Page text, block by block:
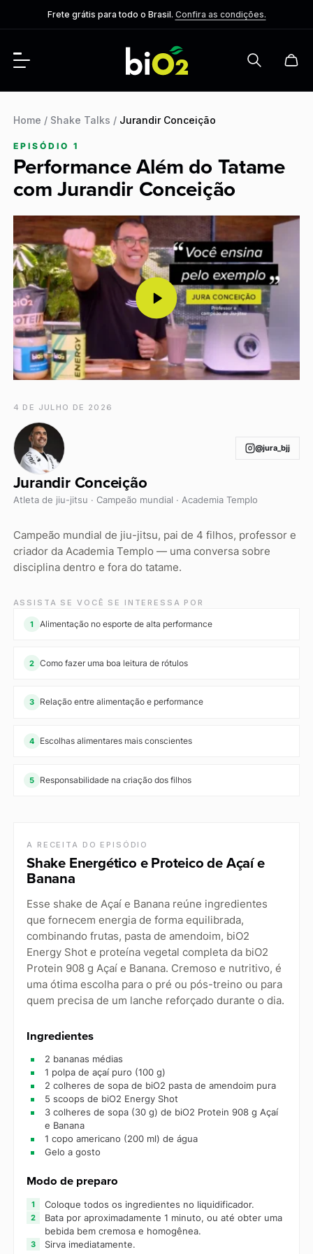
Frete grátis para todo o Brasil. Confira as condições.
Home / Shake Talks / Jurandir Conceição
EPISÓDIO 1
Performance Além do Tatame
com Jurandir Conceição
4 DE JULHO DE 2026
Jurandir Conceição
Atleta de jiu-jitsu · Campeão mundial · Academia Templo
@jura_bjj
Campeão mundial de jiu-jitsu, pai de 4 filhos, professor e
criador da Academia Templo — uma conversa sobre
disciplina dentro e fora do tatame.
ASSISTA SE VOCÊ SE INTERESSA POR
1 Alimentação no esporte de alta performance
2 Como fazer uma boa leitura de rótulos
3 Relação entre alimentação e performance
4 Escolhas alimentares mais conscientes
5 Responsabilidade na criação dos filhos
A RECEITA DO EPISÓDIO
Shake Energético e Proteico de Açaí e
Banana
Esse shake de Açaí e Banana reúne ingredientes
que fornecem energia de forma equilibrada,
combinando frutas, pasta de amendoim, biO2
Energy Shot e proteína vegetal completa da biO2
Protein 908 g Açaí e Banana. Cremoso e nutritivo, é
uma ótima escolha para o pré ou pós-treino ou para
quem precisa de um lanche reforçado durante o dia.
Ingredientes
2 bananas médias
1 polpa de açaí puro (100 g)
2 colheres de sopa de biO2 pasta de amendoim pura
5 scoops de biO2 Energy Shot
3 colheres de sopa (30 g) de biO2 Protein 908 g Açaí
e Banana
1 copo americano (200 ml) de água
Gelo a gosto
Modo de preparo
Coloque todos os ingredientes no liquidificador.
Bata por aproximadamente 1 minuto, ou até obter uma
bebida bem cremosa e homogênea.
Sirva imediatamente.